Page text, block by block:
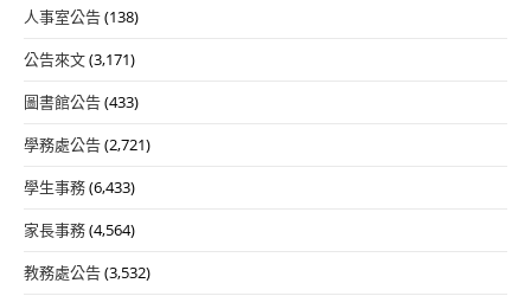
人事室公告(138)
公告來文(3,171)
圖書館公告(433)
學務處公告(2,721)
學生事務(6,433)
家長事務(4,564)
教務處公告(3,532)